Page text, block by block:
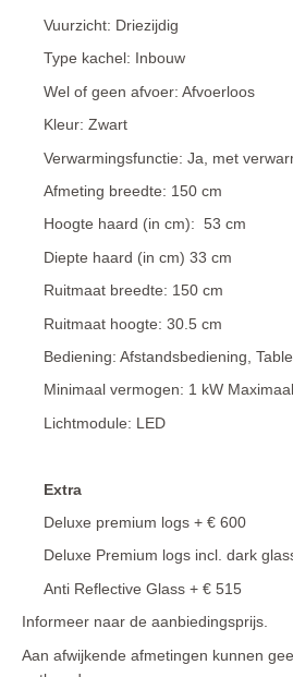
Vuurzicht: Driezijdig
Type kachel: Inbouw
Wel of geen afvoer: Afvoerloos
Kleur: Zwart
Verwarmingsfunctie: Ja, met
Afmeting breedte: 150 cm
Hoogte haard (in cm): 53 cm
Diepte haard (in cm) 33 cm
Ruitmaat breedte: 150 cm
Ruitmaat hoogte: 30.5 cm
Bediening: Afstandsbediening,
Minimaal vermogen: 1 kW
Lichtmodule: LED
Extra
Deluxe premium logs + € 600
Deluxe Premium logs incl. dark
Anti Reflective Glass + € 515
Informeer naar de aanbiedingsprijs.
Aan afwijkende afmetingen kunnen